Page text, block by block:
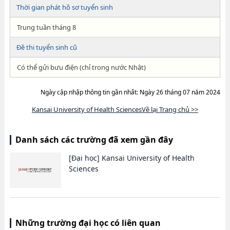
Thời gian phát hồ sơ tuyển sinh
Trung tuần tháng 8
Đề thi tuyển sinh cũ
Có thể gửi bưu điện (chỉ trong nước Nhật)
Ngày cập nhập thông tin gần nhất: Ngày 26 tháng 07 năm 2024
Kansai University of Health SciencesVề lại Trang chủ >>
Danh sách các trường đã xem gần đây
[Đại học] Kansai University of Health
Sciences
Những trường đại học có liên quan